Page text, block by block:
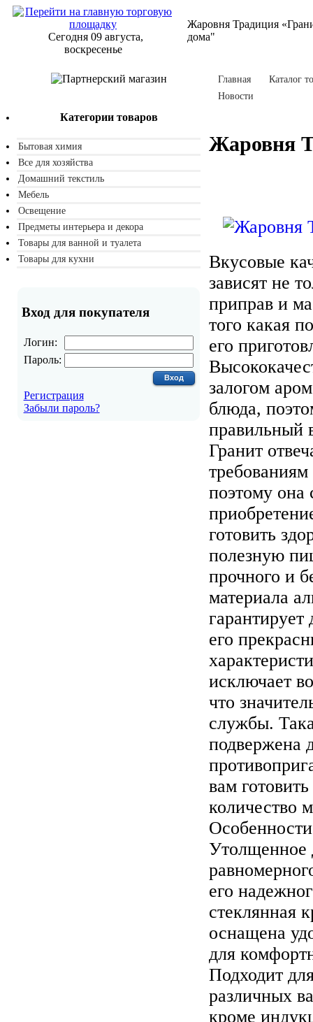
Сегодня 09 августа,
воскресенье
Жаровня Традиция
дома"
Категории товаров
Бытовая химия
Все для хозяйства
Домашний текстиль
Мебель
Освещение
Предметы интерьера и декора
Товары для ванной и туалета
Товары для кухни
Вход для покупателя
Логин:
Пароль:
Регистрация
Забыли пароль?
Главная
Каталог
Новости
Жаровня
Вкусовые
зависят не
приправ и
того какая
его
залогом
блюда,
правильный
Гранит
поэтому она
готовить
полезную
прочного и
материала
гарантирует
его
исключает
что
службы.
подвержена
вам
количество
Утолщенное
его
стеклянная
оснащена
для
Подходит
различных
кроме